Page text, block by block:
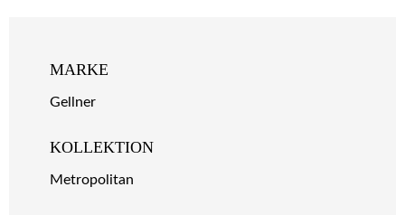
MARKE
Gellner
KOLLEKTION
Metropolitan